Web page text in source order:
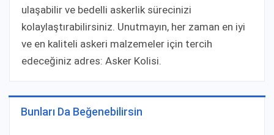
ulaşabilir ve bedelli askerlik sürecinizi
kolaylaştırabilirsiniz. Unutmayın, her zaman en iyi
ve en kaliteli askeri malzemeler için tercih
edeceğiniz adres: Asker Kolisi.
Bunları Da Beğenebilirsin